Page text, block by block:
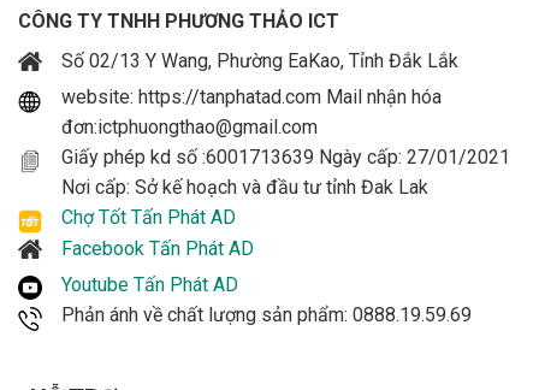
CÔNG TY TNHH PHƯƠNG THẢO ICT
Số 02/13 Y Wang, Phường EaKao, Tỉnh Đắk Lắk
website: https://tanphatad.com Mail nhận hóa
đơn:ictphuongthao@gmail.com
Giấy phép kd số :6001713639 Ngày cấp: 27/01/2021
Nơi cấp: Sở kế hoạch và đầu tư tỉnh Đak Lak
Chợ Tốt Tấn Phát AD
Facebook Tấn Phát AD
Youtube Tấn Phát AD
Phản ánh về chất lượng sản phẩm: 0888.19.59.69